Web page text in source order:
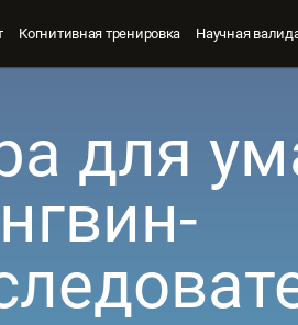
Когнитивная тренировка Научная
для